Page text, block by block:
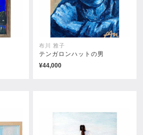
布川 雅子
テンガロンハットの男
¥44,000